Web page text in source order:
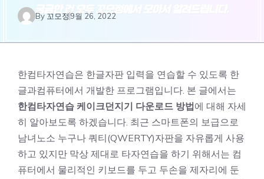
By 꼬모정9월 26, 2022
한컴타자연습은 한글자판 입력을 연습할 수 있도록 한
글과컴퓨터에서 개발한 프로그램입니다. 본 글에서는
한컴타자연습 케이크던지기 다운로드 방법에 대해 자세
히 알아보도록 하겠습니다. 최근 스마트폰의 보급으로
남녀노소 누구나 쿼티(QWERTY)자판을 자유롭게 사용
하고 있지만 막상 제대로 타자연습을 하기 위해서는 컴
퓨터에서 물리적인 키보드를 두고 두손을 제자리에 둔